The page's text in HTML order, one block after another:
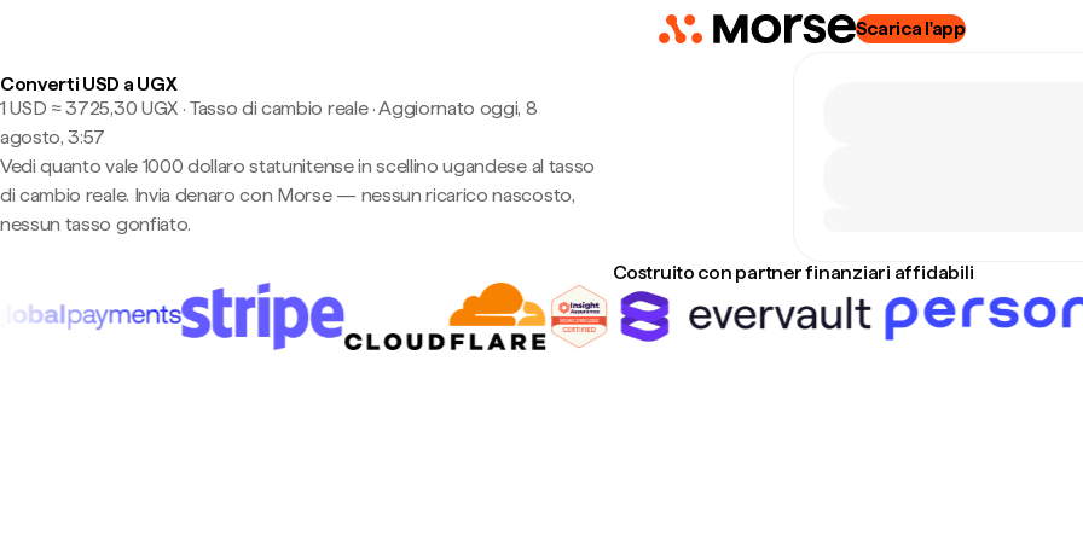
Scarica l'app
Converti USD a UGX
1 USD ≈ 3725,30 UGX · Tasso di cambio reale·Aggiornato oggi, 8
agosto, 3:57
Vedi quanto vale 1000 dollaro statunitense in scellino ugandese al tasso
di cambio reale. Invia denaro con Morse — nessun ricarico nascosto,
nessun tasso gonfiato.
Costruito con partner finanziari affidabili